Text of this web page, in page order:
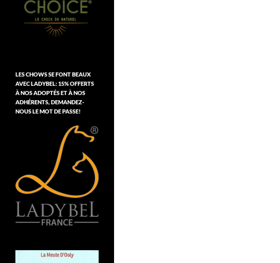
LES CHOWS SE FONT BEAUX
AVEC LADYBEL: 15% OFFERTS
À NOS ADOPTÉS ET À NOS
ADHÉRENTS, DEMANDEZ-
NOUS LE MOT DE PASSE!